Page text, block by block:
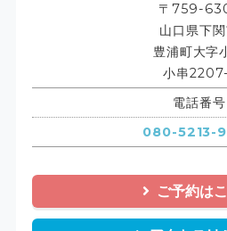
〒759-
山口県下
豊浦町大字
小串
電話番号
080-5213-
ご予約は